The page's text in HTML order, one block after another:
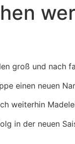
groß und nach
einen neuen
weiterhin
in der neuen